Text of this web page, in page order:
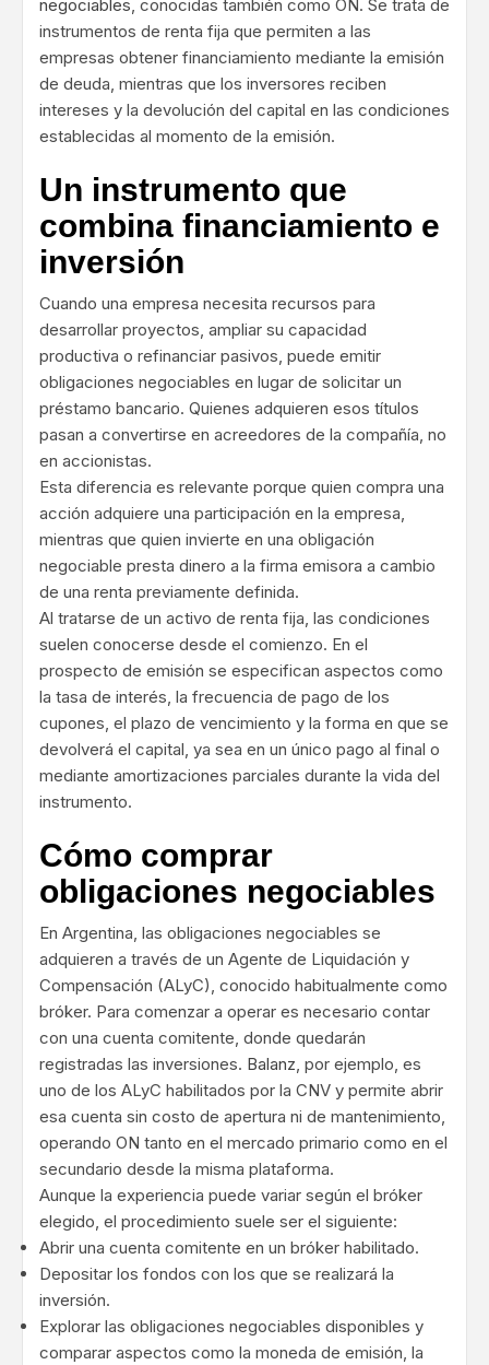
negociables, conocidas también como ON. Se trata de
instrumentos de renta fija que permiten a las
empresas obtener financiamiento mediante la emisión
de deuda, mientras que los inversores reciben
intereses y la devolución del capital en las condiciones
establecidas al momento de la emisión.
Un instrumento que
combina financiamiento e
inversión
Cuando una empresa necesita recursos para
desarrollar proyectos, ampliar su capacidad
productiva o refinanciar pasivos, puede emitir
obligaciones negociables en lugar de solicitar un
préstamo bancario. Quienes adquieren esos títulos
pasan a convertirse en acreedores de la compañía, no
en accionistas.
Esta diferencia es relevante porque quien compra una
acción adquiere una participación en la empresa,
mientras que quien invierte en una obligación
negociable presta dinero a la firma emisora a cambio
de una renta previamente definida.
Al tratarse de un activo de renta fija, las condiciones
suelen conocerse desde el comienzo. En el
prospecto de emisión se especifican aspectos como
la tasa de interés, la frecuencia de pago de los
cupones, el plazo de vencimiento y la forma en que se
devolverá el capital, ya sea en un único pago al final o
mediante amortizaciones parciales durante la vida del
instrumento.
Cómo comprar
obligaciones negociables
En Argentina, las obligaciones negociables se
adquieren a través de un Agente de Liquidación y
Compensación (ALyC), conocido habitualmente como
bróker. Para comenzar a operar es necesario contar
con una cuenta comitente, donde quedarán
registradas las inversiones. Balanz, por ejemplo, es
uno de los ALyC habilitados por la CNV y permite abrir
esa cuenta sin costo de apertura ni de mantenimiento,
operando ON tanto en el mercado primario como en el
secundario desde la misma plataforma.
Aunque la experiencia puede variar según el bróker
elegido, el procedimiento suele ser el siguiente:
Abrir una cuenta comitente en un bróker habilitado.
Depositar los fondos con los que se realizará la
inversión.
Explorar las obligaciones negociables disponibles y
comparar aspectos como la moneda de emisión, la